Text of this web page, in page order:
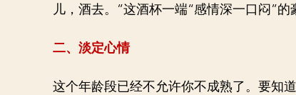
儿，酒去。”这酒杯一端“感情深一口闷”
二、淡定心情
这个年龄段已经不允许你不成熟了。要知